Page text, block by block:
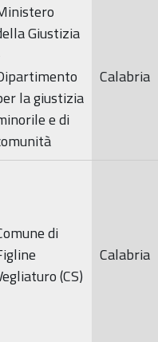
Giustizia
la giustizia
e di
Calabria
di
(CS)
Calabria